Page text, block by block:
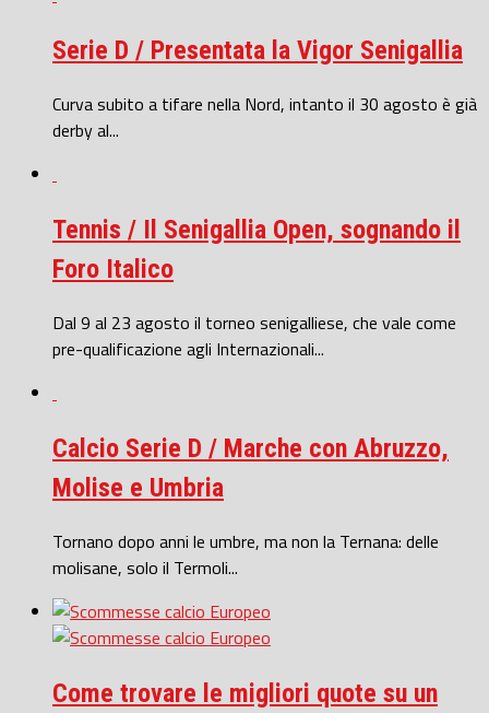
Serie D / Presentata la Vigor Senigallia
Curva subito a tifare nella Nord, intanto il 30 agosto è già
derby al...
Tennis / Il Senigallia Open, sognando il
Foro Italico
Dal 9 al 23 agosto il torneo senigalliese, che vale come
pre-qualificazione agli Internazionali...
Calcio Serie D / Marche con Abruzzo,
Molise e Umbria
Tornano dopo anni le umbre, ma non la Ternana: delle
molisane, solo il Termoli...
Come trovare le migliori quote su un